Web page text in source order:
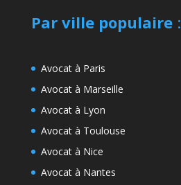
Par ville populaire:
Avocat à Paris
Avocat à Marseille
Avocat à Lyon
Avocat à Toulouse
Avocat à Nice
Avocat à Nantes